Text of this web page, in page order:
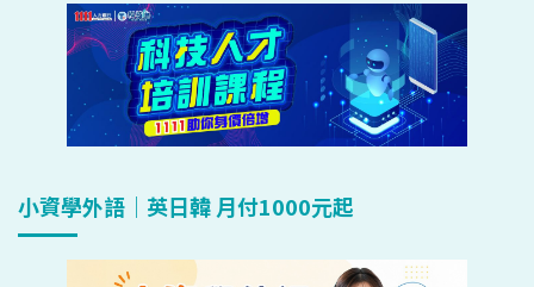
小資學外語｜英日韓 月付1000元起